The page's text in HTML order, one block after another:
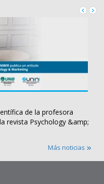
de la profesora
revista Psychology &amp;
Más noticias